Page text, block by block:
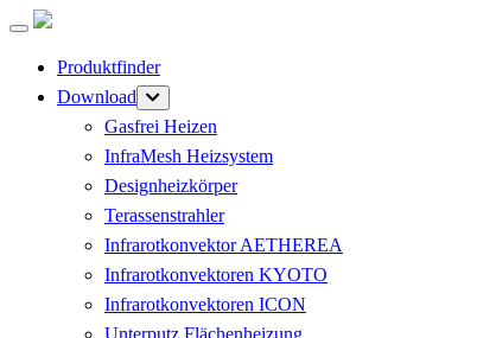
Produktfinder
Download
Gasfrei Heizen
InfraMesh Heizsystem
Designheizkörper
Terassenstrahler
Infrarotkonvektor AETHEREA
Infrarotkonvektoren KYOTO
Infrarotkonvektoren ICON
Unterputz Flächenheizung